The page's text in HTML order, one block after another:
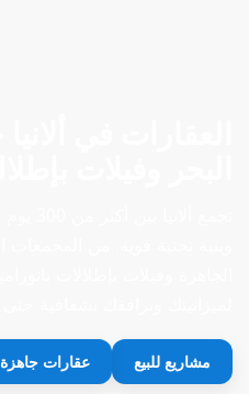
مشاريع للبيع عقارات جاهزة